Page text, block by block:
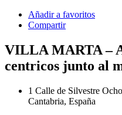
Añadir a favoritos
Compartir
VILLA MARTA –
centricos junto al
1 Calle de Silvestre
Cantabria, España